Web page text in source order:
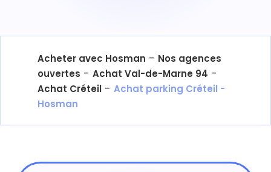
Acheter avec Hosman - Nos agences
ouvertes - Achat Val-de-Marne 94 -
Achat Créteil - Achat parking Créteil -
Hosman